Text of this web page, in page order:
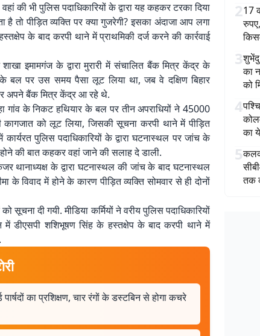
की भी पुलिस पदाधिकारियों के द्वारा यह कहकर टरका दिया
है तो पीड़ित व्यक्ति पर क्या गुजरेगी? इसका अंदाजा आप लगा
के बाद करपी थाने में प्राथमिकी दर्ज करने की कार्रवाई
इमामगंज के द्वारा मुरारी में संचालित बैंक मित्र केंद्र के
बल पर उस समय पैसा लूट लिया था, जब वे दक्षिण बिहार
अपने बैंक मित्र केंद्र आ रहे थे.
गांव के निकट हथियार के बल पर तीन अपराधियों ने 45000
को लूट लिया, जिसकी सूचना करपी थाने में पीड़ित
पुलिस पदाधिकारियों के द्वारा घटनास्थल पर जांच के
की बात कहकर वहां जाने की सलाह दे डाली.
थानाध्यक्ष के द्वारा घटनास्थल की जांच के बाद घटनास्थल
के विवाद में होने के कारण पीड़ित व्यक्ति सोमवार से ही दोनों
को सूचना दी गयी. मीडिया कर्मियों ने वरीय पुलिस पदाधिकारियों
डीएसपी शशिभूषण सिंह के हस्तक्षेप के बाद करपी थाने में
का प्रशिक्षण, चार रंगों के डस्टबिन से होगा कचरे
217
3
का
को
4
का
5
तक